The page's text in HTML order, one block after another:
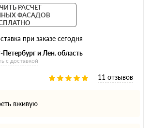
РАСЧЕТ
ФАСАДОВ
при заказе сегодня
Петербург и Лен. область
с доставкой
11 отзывов
вживую